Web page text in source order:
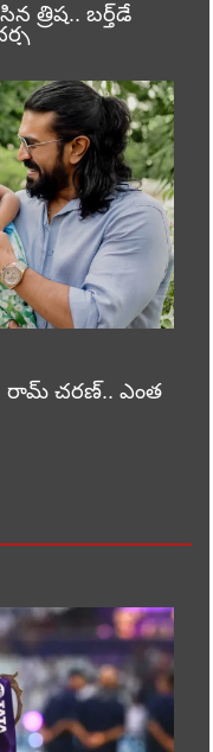
త్రిష.. బర్త్‌డే
రామ్ చరణ్.. ఎంత